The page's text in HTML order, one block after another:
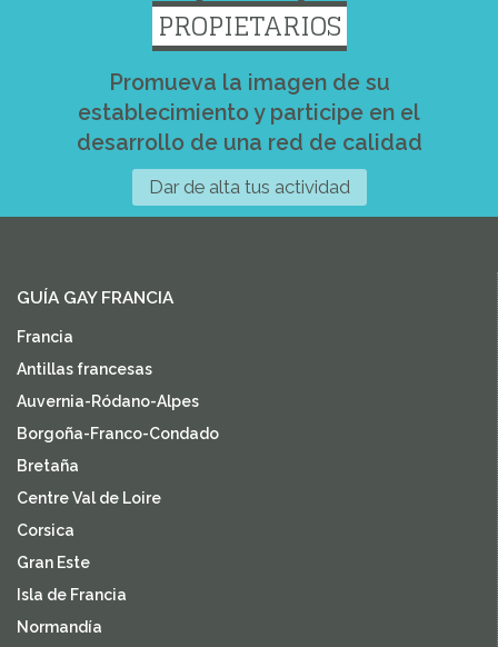
PROPIETARIOS
Promueva la imagen de su
establecimiento y participe en el
desarrollo de una red de calidad
Dar de alta tus actividad
GUÍA GAY FRANCIA
Francia
Antillas francesas
Auvernia-Ródano-Alpes
Borgoña-Franco-Condado
Bretaña
Centre Val de Loire
Corsica
Gran Este
Isla de Francia
Normandía